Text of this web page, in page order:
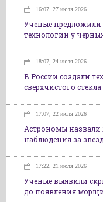
16:07, 27 июля 2026
Ученые предложили
технологии у
18:07, 24 июля 2026
В России создали
сверхчистого
17:07, 22 июля 2026
Астрономы
наблюдения за
17:22, 21 июля 2026
Ученые выявили
до появления